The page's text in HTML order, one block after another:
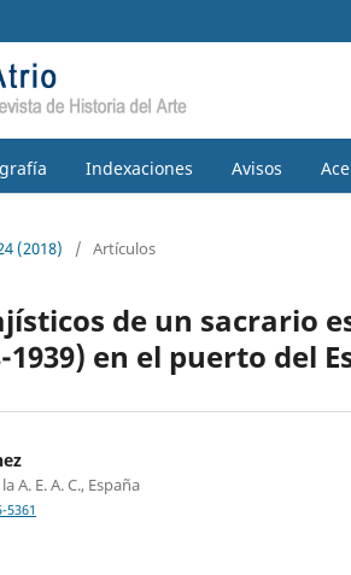
Indexaciones Avisos
(2018) / Artículos
de un sacrario
en el puerto del
A. E. A. C., España